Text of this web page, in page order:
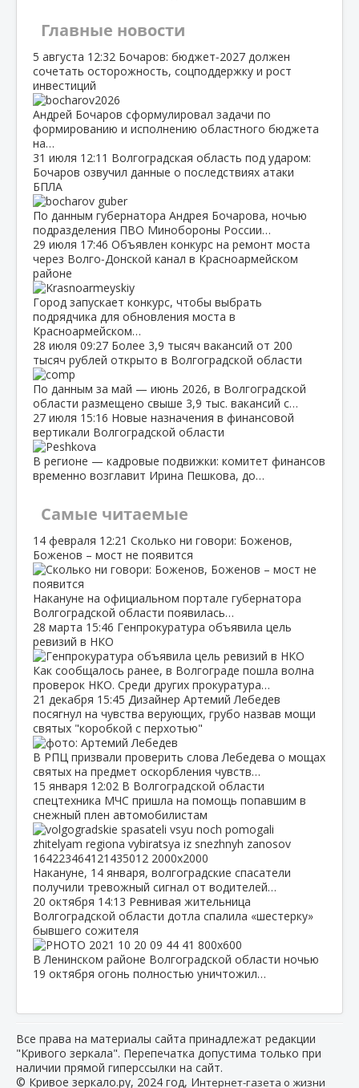
Главные новости
5 августа 12:32 Бочаров: бюджет‑2027 должен
сочетать осторожность, соцподдержку и рост
инвестиций
Андрей Бочаров сформулировал задачи по
формированию и исполнению областного бюджета
на…
31 июля 12:11 Волгоградская область под ударом:
Бочаров озвучил данные о последствиях атаки
БПЛА
По данным губернатора Андрея Бочарова, ночью
подразделения ПВО Минобороны России…
29 июля 17:46 Объявлен конкурс на ремонт моста
через Волго‑Донской канал в Красноармейском
районе
Город запускает конкурс, чтобы выбрать
подрядчика для обновления моста в
Красноармейском…
28 июля 09:27 Более 3,9 тысяч вакансий от 200
тысяч рублей открыто в Волгоградской области
По данным за май — июнь 2026, в Волгоградской
области размещено свыше 3,9 тыс. вакансий с…
27 июля 15:16 Новые назначения в финансовой
вертикали Волгоградской области
В регионе — кадровые подвижки: комитет финансов
временно возглавит Ирина Пешкова, до…
Самые читаемые
14 февраля 12:21 Сколько ни говори: Боженов,
Боженов – мост не появится
Накануне на официальном портале губернатора
Волгоградской области появилась…
28 марта 15:46 Генпрокуратура объявила цель
ревизий в НКО
Как сообщалось ранее, в Волгограде пошла волна
проверок НКО. Среди других прокуратура…
21 декабря 15:45 Дизайнер Артемий Лебедев
посягнул на чувства верующих, грубо назвав мощи
святых "коробкой с перхотью"
В РПЦ призвали проверить слова Лебедева о мощах
святых на предмет оскорбления чувств…
15 января 12:02 В Волгоградской области
спецтехника МЧС пришла на помощь попавшим в
снежный плен автомобилистам
Накануне, 14 января, волгоградские спасатели
получили тревожный сигнал от водителей…
20 октября 14:13 Ревнивая жительница
Волгоградской области дотла спалила «шестерку»
бывшего сожителя
В Ленинском районе Волгоградской области ночью
19 октября огонь полностью уничтожил…
Все права на материалы сайта принадлежат редакции
"Кривого зеркала". Перепечатка допустима только при
наличии прямой гиперссылки на сайт.
© Кривое зеркало.ру, 2024 год, Интернет-газета о жизни